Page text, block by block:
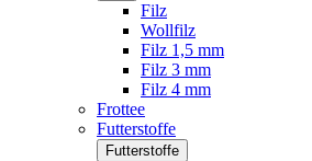
Filz
Wollfilz
Filz 1,5 mm
Filz 3 mm
Filz 4 mm
Frottee
Futterstoffe
Futterstoffe